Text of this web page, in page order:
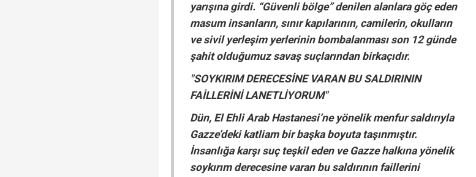
yarışına girdi. “Güvenli bölge” denilen alanlara göç eden
masum insanların, sınır kapılarının, camilerin, okulların
ve sivil yerleşim yerlerinin bombalanması son 12 günde
şahit olduğumuz savaş suçlarından birkaçıdır.
"SOYKIRIM DERECESİNE VARAN BU SALDIRININ
FAİLLERİNİ LANETLİYORUM"
Dün, El Ehli Arab Hastanesi’ne yönelik menfur saldırıyla
Gazze’deki katliam bir başka boyuta taşınmıştır.
İnsanlığa karşı suç teşkil eden ve Gazze halkına yönelik
soykırım derecesine varan bu saldırının faillerini